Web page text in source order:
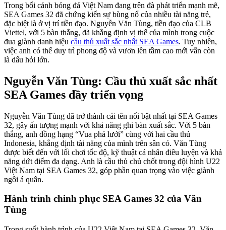
Trong bối cảnh bóng đá Việt Nam đang trên đà phát triển mạnh mẽ,
SEA Games 32 đã chứng kiến sự bùng nổ của nhiều tài năng trẻ,
đặc biệt là ở vị trí tiền đạo. Nguyễn Văn Tùng, tiền đạo của CLB
Viettel, với 5 bàn thắng, đã khẳng định vị thế của mình trong cuộc
đua giành danh hiệu cầu thủ xuất sắc nhất SEA Games. Tuy nhiên,
việc anh có thể duy trì phong độ và vươn lên tầm cao mới vẫn còn
là dấu hỏi lớn.
Nguyễn Văn Tùng: Cầu thủ xuất sắc nhất
SEA Games đầy triển vọng
Nguyễn Văn Tùng đã trở thành cái tên nổi bật nhất tại SEA Games
32, gây ấn tượng mạnh với khả năng ghi bàn xuất sắc. Với 5 bàn
thắng, anh đồng hạng “Vua phá lưới” cùng với hai cầu thủ
Indonesia, khẳng định tài năng của mình trên sân cỏ. Văn Tùng
được biết đến với lối chơi tốc độ, kỹ thuật cá nhân điêu luyện và khả
năng dứt điểm đa dạng. Anh là cầu thủ chủ chốt trong đội hình U22
Việt Nam tại SEA Games 32, góp phần quan trọng vào việc giành
ngôi á quân.
Hành trình chinh phục SEA Games 32 của Văn
Tùng